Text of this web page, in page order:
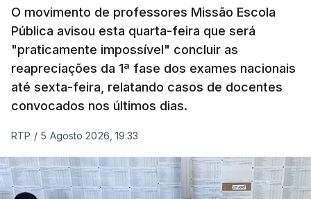
O movimento de professores Missão Escola
Pública avisou esta quarta-feira que será
"praticamente impossível" concluir as
reapreciações da 1ª fase dos exames nacionais
até sexta-feira, relatando casos de docentes
convocados nos últimos dias.
RTP / 5 Agosto 2026, 19:33